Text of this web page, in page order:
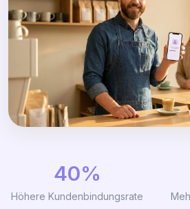
40%
Höhere Kundenbindungsrate